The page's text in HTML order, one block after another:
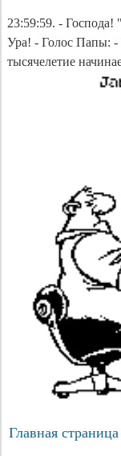
23:59:59. -
Ура! - Голос Папы: -
тысячелетие
Главная